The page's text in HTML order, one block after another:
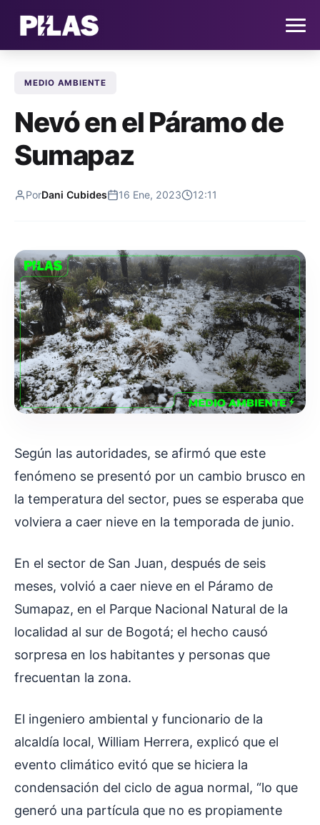
NOTICIAS
QUIÉNES SOMOS
CONTACTO
SUSCRÍBETE
MEDIO AMBIENTE
Nevó en el Páramo de
Sumapaz
PorDani Cubides 16 Ene, 2023 12:11
Según las autoridades, se afirmó que este
fenómeno se presentó por un cambio brusco en
la temperatura del sector, pues se esperaba que
volviera a caer nieve en la temporada de junio.
En el sector de San Juan, después de seis
meses, volvió a caer nieve en el Páramo de
Sumapaz, en el Parque Nacional Natural de la
localidad al sur de Bogotá; el hecho causó
sorpresa en los habitantes y personas que
frecuentan la zona.
El ingeniero ambiental y funcionario de la
alcaldía local, William Herrera, explicó que el
evento climático evitó que se hiciera la
condensación del ciclo de agua normal, “lo que
generó una partícula que no es propiamente